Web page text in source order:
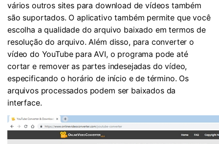
vários outros sites para download de vídeos também
são suportados. O aplicativo também permite que você
escolha a qualidade do arquivo baixado em termos de
resolução do arquivo. Além disso, para converter o
vídeo do YouTube para AVI, o programa pode até
cortar e remover as partes indesejadas do vídeo,
especificando o horário de início e de término. Os
arquivos processados ​​podem ser baixados da
interface.